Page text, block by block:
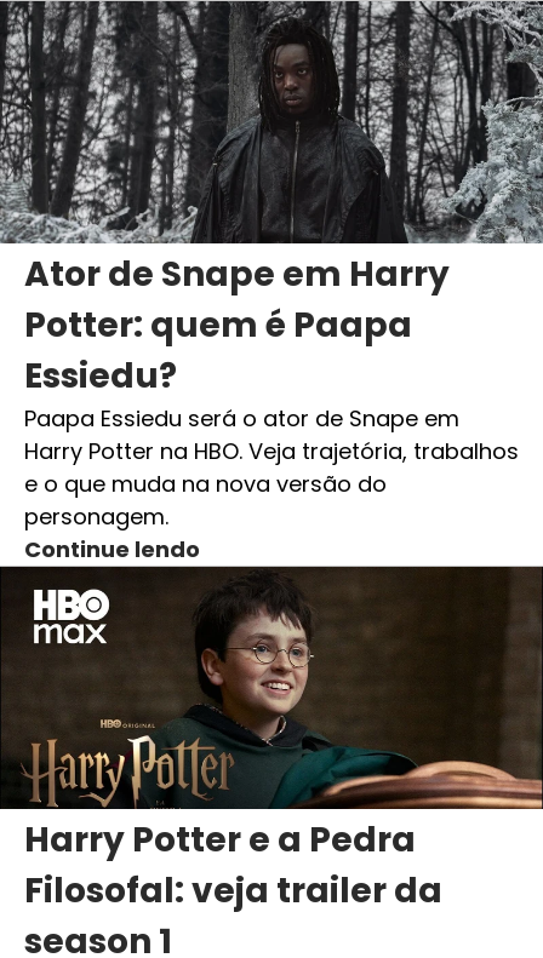
Ator de Snape em Harry
Potter: quem é Paapa
Essiedu?
Paapa Essiedu será o ator de Snape em
Harry Potter na HBO. Veja trajetória, trabalhos
e o que muda na nova versão do
personagem.
Continue lendo
Harry Potter e a Pedra
Filosofal: veja trailer da
season 1